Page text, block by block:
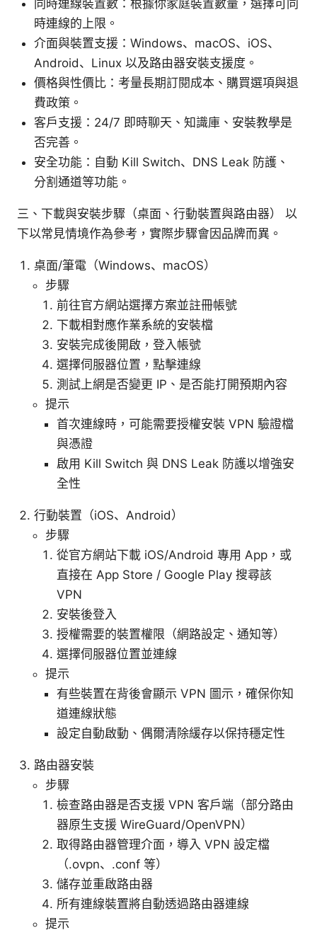
同時連線裝置數：根據你家庭裝置數量，選擇可同
時連線的上限。
介面與裝置支援：Windows、macOS、iOS、
Android、Linux 以及路由器安裝支援度。
價格與性價比：考量長期訂閱成本、購買選項與退
費政策。
客戶支援：24/7 即時聊天、知識庫、安裝教學是
否完善。
安全功能：自動 Kill Switch、DNS Leak 防護、
分割通道等功能。
三、下載與安裝步驟（桌面、行動裝置與路由器） 以
下以常見情境作為參考，實際步驟會因品牌而異。
桌面/筆電（Windows、macOS）
步驟
前往官方網站選擇方案並註冊帳號
下載相對應作業系統的安裝檔
安裝完成後開啟，登入帳號
選擇伺服器位置，點擊連線
測試上網是否變更 IP、是否能打開預期內容
提示
首次連線時，可能需要授權安裝 VPN 驗證檔
與憑證
啟用 Kill Switch 與 DNS Leak 防護以增強安
全性
行動裝置（iOS、Android）
步驟
從官方網站下載 iOS/Android 專用 App，或
直接在 App Store / Google Play 搜尋該
VPN
安裝後登入
授權需要的裝置權限（網路設定、通知等）
選擇伺服器位置並連線
提示
有些裝置在背後會顯示 VPN 圖示，確保你知
道連線狀態
設定自動啟動、偶爾清除緩存以保持穩定性
路由器安裝
步驟
檢查路由器是否支援 VPN 客戶端（部分路由
器原生支援 WireGuard/OpenVPN）
取得路由器管理介面，導入 VPN 設定檔
（.ovpn、.conf 等）
儲存並重啟路由器
所有連線裝置將自動透過路由器連線
提示